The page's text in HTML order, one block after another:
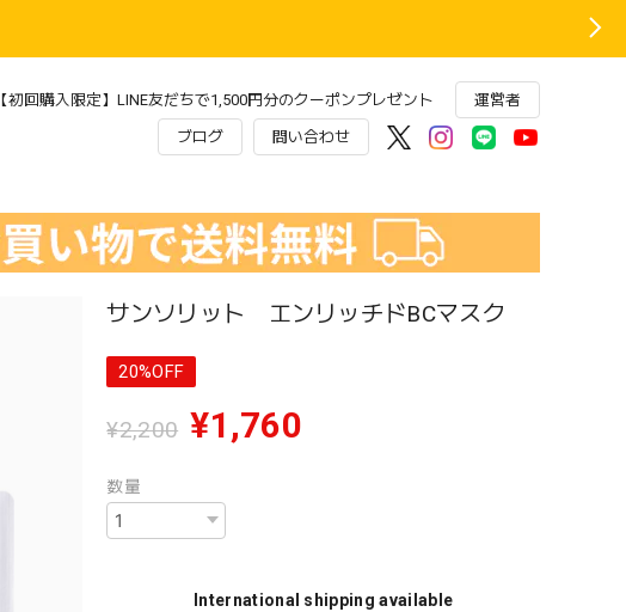
【初回購入限定】LINE友だちで1,500円分のクーポンプレゼント 運営者
ブログ 問い合わせ
サンソリット エンリッチドBCマスク
20%OFF
¥2,200 ¥1,760
数量
International shipping available